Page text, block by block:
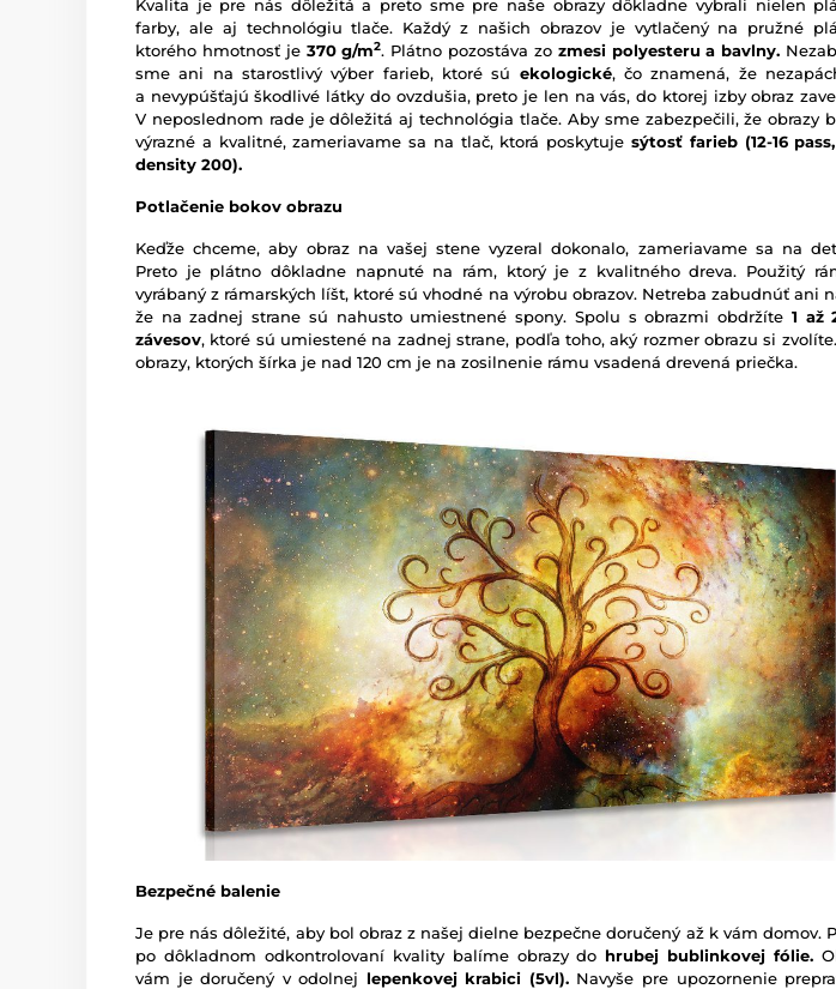
Kvalita je pre nás dôležitá a preto sme pre naše obrazy dôkladne vybrali nielen
farby, ale aj technológiu tlače. Každý z našich obrazov je vytlačený na pružné
ktorého hmotnosť je 370 g/m2. Plátno pozostáva zo zmesi polyesteru a bavlny.
sme ani na starostlivý výber farieb, ktoré sú ekologické, čo znamená, že
a nevypúšťajú škodlivé látky do ovzdušia, preto je len na vás, do ktorej izby obraz
V neposlednom rade je dôležitá aj technológia tlače. Aby sme zabezpečili, že obrazy
výrazné a kvalitné, zameriavame sa na tlač, ktorá poskytujesýtosť farieb (12-16
density 200).
Potlačenie bokov obrazu
Keďže chceme, aby obraz na vašej stene vyzeral dokonalo, zameriavame sa na
Preto je plátno dôkladne napnuté na rám, ktorý je z kvalitného dreva. Použitý
vyrábaný z rámarských líšt, ktoré sú vhodné na výrobu obrazov. Netreba zabudnúť ani
že na zadnej strane sú nahusto umiestnené spony. Spolu s obrazmi obdržíte 1 až
závesov, ktoré sú umiestené na zadnej strane, podľa toho, aký rozmer obrazu si
obrazy, ktorých šírka je nad 120 cm je na zosilnenie rámu vsadená drevená priečka.
Bezpečné balenie
Je pre nás dôležité, aby bol obraz z našej dielne bezpečne doručený až k vám domov.
po dôkladnom odkontrolovaní kvality balíme obrazy do hrubej bublinkovej fólie.
vám je doručený v odolnej lepenkovej krabici (5vl).Navyše pre upozornenie